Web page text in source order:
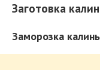
Заготовка
Заморозка